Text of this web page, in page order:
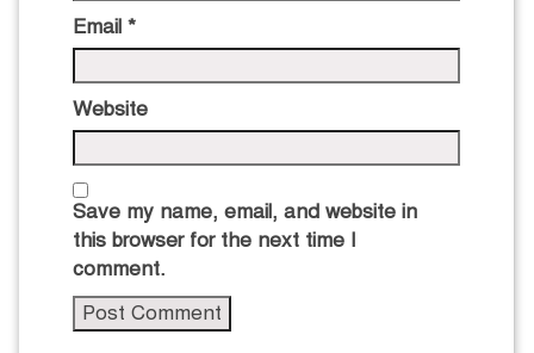
Email *
Website
Save my name, email, and website in
this browser for the next time I
comment.